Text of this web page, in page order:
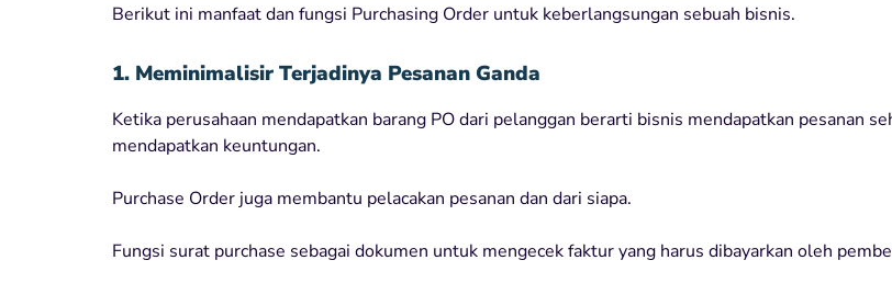
Berikut ini manfaat dan fungsi Purchasing Order untuk keberlangsungan sebuah bisnis.
1. Meminimalisir Terjadinya Pesanan Ganda
Ketika perusahaan mendapatkan barang PO dari pelanggan berarti bisnis mendapatkan pesanan
mendapatkan keuntungan.
Purchase Order juga membantu pelacakan pesanan dan dari siapa.
Fungsi surat purchase sebagai dokumen untuk mengecek faktur yang harus dibayarkan oleh